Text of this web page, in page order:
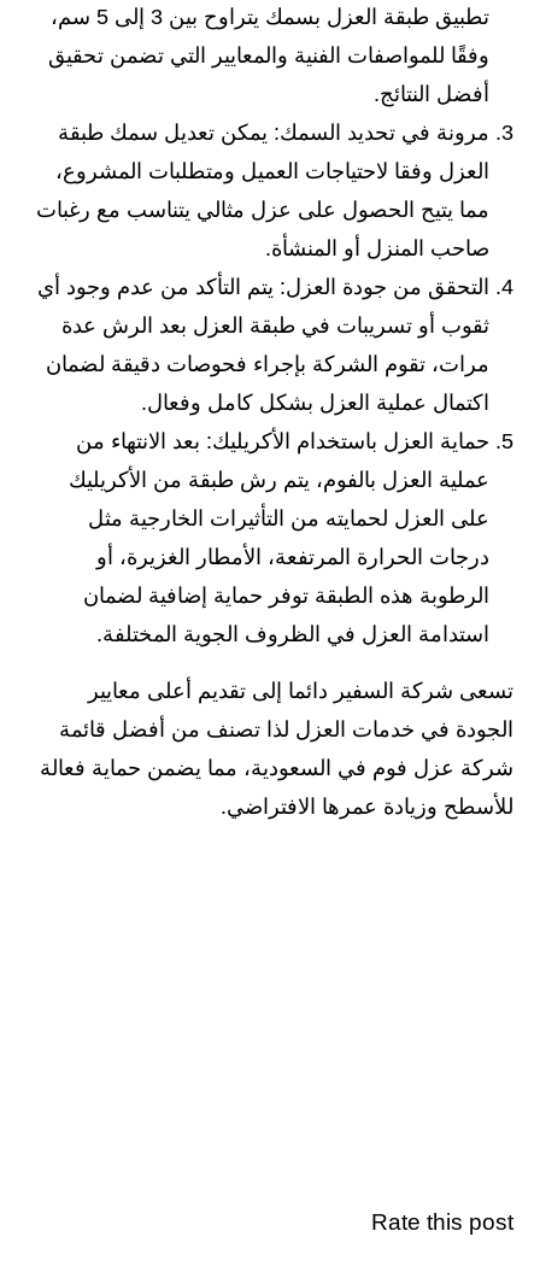
تطبيق طبقة العزل بسمك يتراوح بين 3 إلى 5 سم،
وفقًا للمواصفات الفنية والمعايير التي تضمن تحقيق
أفضل النتائج.
مرونة في تحديد السمك: يمكن تعديل سمك طبقة
العزل وفقا لاحتياجات العميل ومتطلبات المشروع،
مما يتيح الحصول على عزل مثالي يتناسب مع رغبات
صاحب المنزل أو المنشأة.
التحقق من جودة العزل: يتم التأكد من عدم وجود أي
ثقوب أو تسريبات في طبقة العزل بعد الرش عدة
مرات، تقوم الشركة بإجراء فحوصات دقيقة لضمان
اكتمال عملية العزل بشكل كامل وفعال.
حماية العزل باستخدام الأكريليك: بعد الانتهاء من
عملية العزل بالفوم، يتم رش طبقة من الأكريليك
على العزل لحمايته من التأثيرات الخارجية مثل
درجات الحرارة المرتفعة، الأمطار الغزيرة، أو
الرطوبة هذه الطبقة توفر حماية إضافية لضمان
استدامة العزل في الظروف الجوية المختلفة.
تسعى شركة السفير دائما إلى تقديم أعلى معايير
الجودة في خدمات العزل لذا تصنف من أفضل قائمة
شركة عزل فوم في السعودية، مما يضمن حماية فعالة
للأسطح وزيادة عمرها الافتراضي.
Rate this post